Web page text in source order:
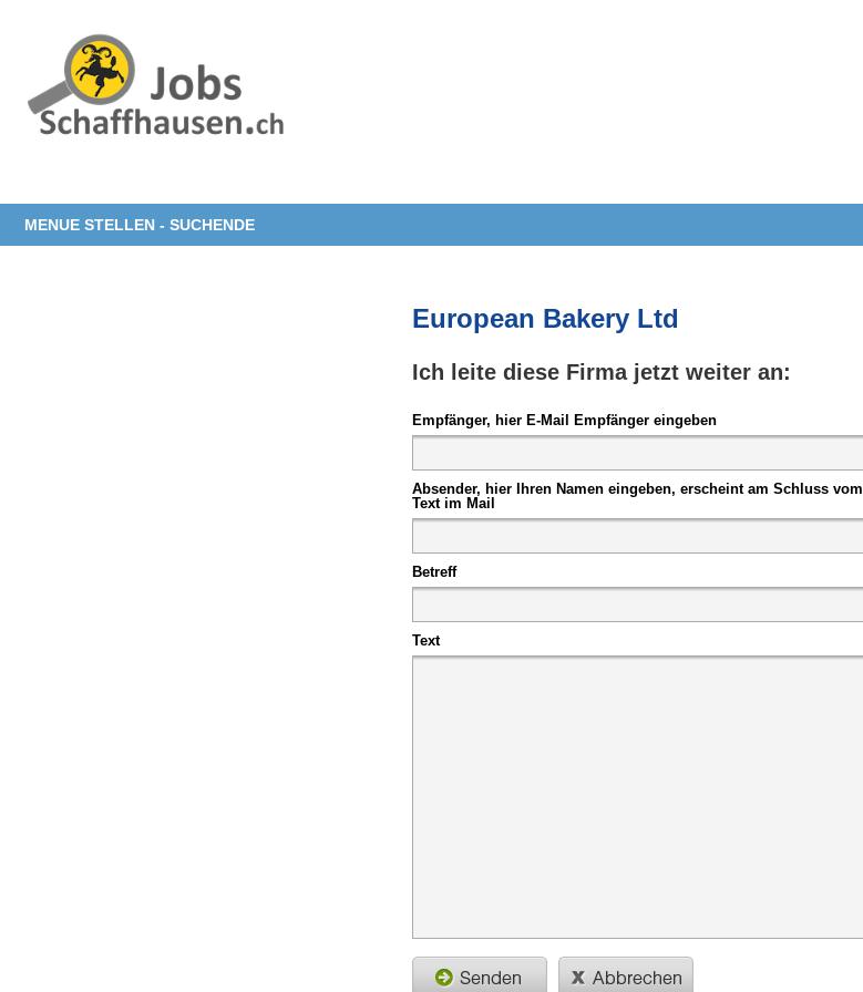
MENUE STELLEN - SUCHENDE
European Bakery Ltd
Ich leite diese Firma jetzt weiter an:
Empfänger, hier E-Mail Empfänger eingeben
Absender, hier Ihren Namen eingeben, erscheint am Schluss vom
Text im Mail
Betreff
Text